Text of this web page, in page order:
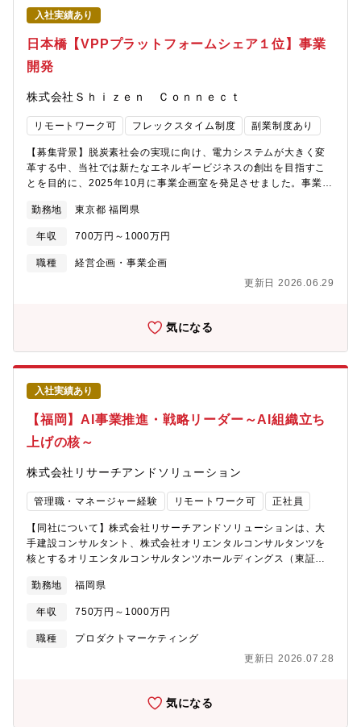
案の検討 提案、契約 オンボード■パートナーセールス 既存パ
ートナー支援（案件同行、施策検討） 既存パートナーリテンシ
ョン■導入支援 テスト機構築 実機検証【同ポジションの配属場
所】オープン株式会社は、スマートロボット（RPA、AI）を活用
したアウトソーシング事業やコンサルタント事業、デジタルマー
ディングカンパニーから、総合ITコンサル企業へ。RPAに限ら
ず、SaaS、BPO、生成AIといったオートメーションサービスを揃
え、次のオートメーション技術への投資をスピーディーに行える
て、企業価値向上や個人の物心両面の幸せを実現することが日本
社会の課題解決に繋がり、日本の構造変化の先にも明るく楽しい
未来が実現できると信じています。【自社RPAソフトウェア
「BizRobo!」について】同社では自社RPAソフトウェア
展開しております。10年以上のRPA運用ノウハウから、導入企業
くサービス提供を推進しています。今後は、国内RPAソフトウェ
アの中でもトップシェアを持つサービスを軸に、ハイパーオート
【同社の魅力】■RPAのリーディングカンパニーから、総合ITコン
ンサービスを揃え、次のオートメーション技術への投資をスピー
■2800社以上が導入するRPAサービスを保有定型作業に時間を取
られる、月末月初など一時期に業務が偏る、などの各社の課題を1
社ごとにヒアリングをし、企業に合わせた自動化や業務効率化を
行うRPAサービスを提供しています。既に2800社以上が導入を進
めており、ソフトバンク社と業務提携を行うなど更なる拡大を見
据えています。株主：ソフトバンク株式会社(3.92%)■「ヒトが集
まるコミュニケーション基点」への東京本社オフィス移転
https://open-group.co.jp/info/2024/11/new_office_2024_02/リ
モートワーク中心の就業環境から、リモートワークと出社のハイ
ブリッド勤務を進めることが、ヒトが集まることの重要性や価値
カフェスペースやチーム作業を行う空間を設け、更なるコミュニ
入社実績あり
日本橋【VPPプラットフォームシェア１位】事業
開発
株式会社Ｓｈｉｚｅｎ Ｃｏｎｎｅｃｔ
リモートワーク可 フレックスタイム制度 副業制度あり
【募集背景】脱炭素社会の実現に向け、電力システムが大きく変
革する中、当社では新たなエネルギービジネスの創出を目指すこ
とを目的に、2025年10月に事業企画室を発足させました。事業企
ョン】本ポジションでは、複雑化する電力制度を読み解き、業界
団体や他社との連携（アライアンス）を通じて事業機会を創出す
るとともに、分散型電源（DER）を活用した実証事業の推進から
実際のマネタイズまでをリードしていただくことを期待していま
度動向の把握とリスク・機会分析 L エネルギーリソースアグリ
アムへの参画とプレゼンス発揮 L 関係省庁との折衝および政策
提言（企業や団体が政府、自治体、市民、メディアなどのステー
クホルダーと対話し、社会課題の解決や自社の事業環境を有利に
構築するための「戦略的コミュニケーション活動」） ■事業イン
キュベーション L 制度変更等を捉えた新規ビジネスモデルの検
討 L 実証事業（PoC）の計画・実施・評価 L 戦略的パート
ナ―へのアドバイザリー対応※ご経験・適性・ご希望等に応じ
て、パブリックアフェアーズまたは事業インキュベーションのど
ちらか一方に重きを置いて業務をお願いする場合もございます。
支給されます。・月2～3回程度の国内出張が発生します。・東京
または福岡オフィス所属となります。【ポジションの魅力】◆ル
ールメイキングから参画可能単なる事業開発だけでなく、制度設
です。◆社会課題への直結カーボンニュートラル実現に向けた最
先端の領域（DER、VPP等）で、社会実装の最前線に立つことが
できます。【最高戦略責任者CSO／事業企画室 室長 平尾宏明
様】サムスン電子日本法人にて太陽電池・蓄電池ビジネスの事業
ナリスでは執行役員 事業企画本部長として、分散型エネルギーを
化を推進。2023年に株式会社Shizen Connectに参画し、産業用
蓄電池やVPPに関する知見やネットワークを生かしながら新規事
ど、エネルギーインフラ（発電、小売、需要、送配電等）のあり
勤務地 東京都 福岡県
年収 700万円～1000万円
職種
経営企画・事業企画
更新日 2026.06.29
気になる
入社実績あり
【福岡】AI事業推進・戦略リーダー～AI組織立ち
上げの核～
株式会社リサーチアンドソリューション
管理職・マネージャー経験 リモートワーク可 正社員
【同社について】株式会社リサーチアンドソリューションは、大
手建設コンサルタント、株式会社オリエンタルコンサルタンツを
核とするオリエンタルコンサルタンツホールディングス（東証ス
幅広い分野でソリューションサービスを提供しています。今後主
力製品である『明積（全国400の自治体で導入されているシェアト
ップクラスの積算ソフト）』をさらに拡大するとともに、既存事
業で培ったノウハウやネットワークを活用し、IoTやAIなど新技術
市場に備え、会社として本格的なAI投資・推進へと舵を切ること
し、AIをはじめとする新技術への挑戦を現場から主導・加速させ
ていくための体制強化を行います。【同社だからこそ積める経
勤務地 福岡県
年収 750万円～1000万円
職種
プロダクトマーケティング
更新日 2026.07.28
気になる